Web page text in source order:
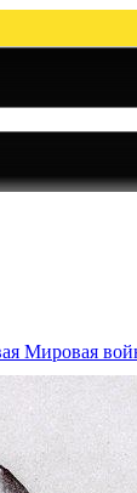
Мировая